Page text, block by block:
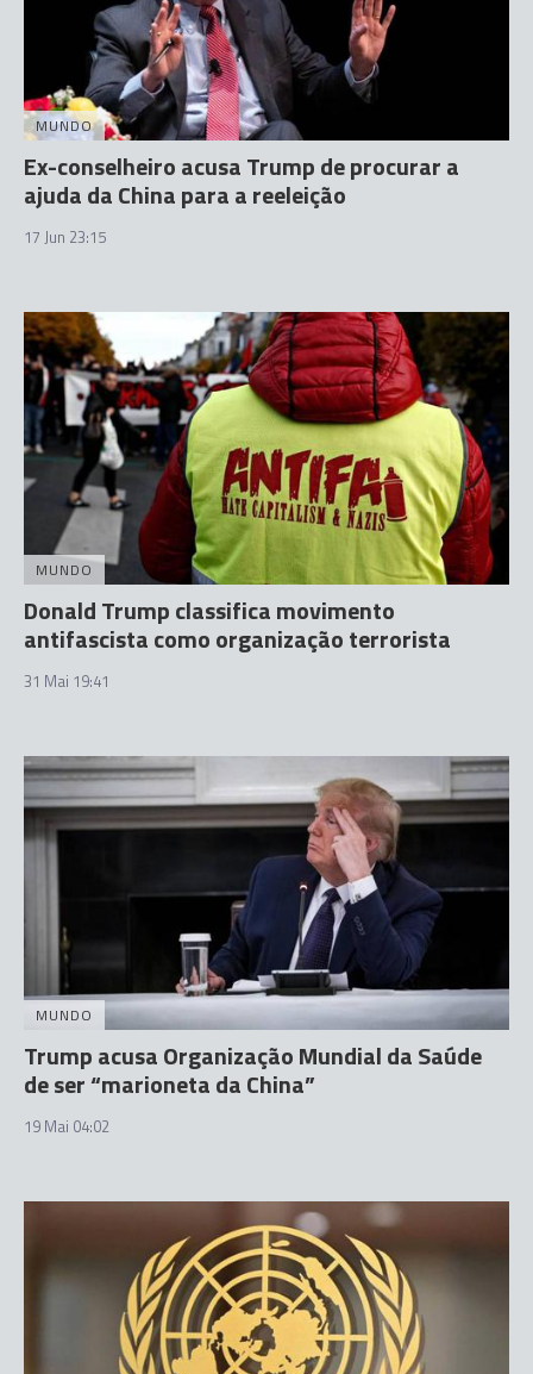
MUNDO
Ex-conselheiro acusa Trump de procurar a
ajuda da China para a reeleição
17 Jun 23:15
MUNDO
Donald Trump classifica movimento
antifascista como organização terrorista
31 Mai 19:41
MUNDO
Trump acusa Organização Mundial da Saúde
de ser “marioneta da China”
19 Mai 04:02